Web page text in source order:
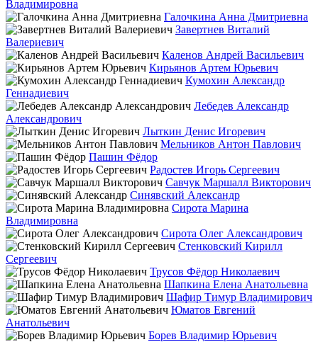
Владимировна
Галочкина Анна Дмитриевна
Завертнев Виталий
Валериевич
Каленов Андрей Васильевич
Кирьянов Артем Юрьевич
Кумохин Александр
Геннадиевич
Лебедев Александр
Александрович
Лыткин Денис Игоревич
Мельников Антон Павлович
Пашин Фёдор
Радостев Игорь Сергеевич
Савчук Маршалл Викторович
Синявский Александр
Сирота Марина
Владимировна
Сирота Олег Александрович
Стенковский Кирилл
Сергеевич
Трусов Фёдор Николаевич
Шапкина Елена Анатольевна
Шафир Тимур Владимирович
Юматов Евгений
Анатольевич
Борев Владимир Юрьевич